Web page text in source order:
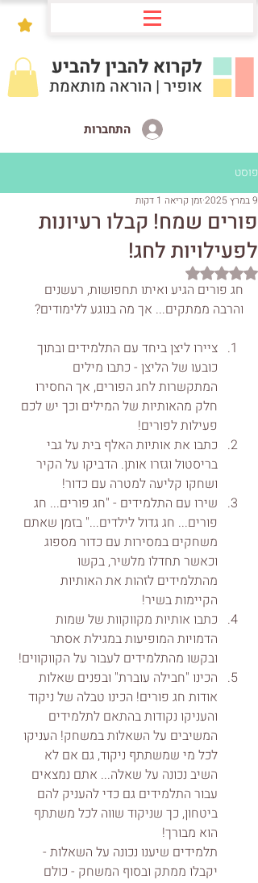
התחברות
פוסט
פורים שמח! קבלו רעיונות
לפעילויות לחג!
9 במרץ 2025 זמן קריאה 1 דקות
דירוג של NaN מתוך 5 כוכבים
חג פורים הגיע ואיתו תחפושות, רעשנים
והרבה ממתקים... אך מה בנוגע ללימודים?
ציירו ליצן ביחד עם התלמידים ובתוך
כובעו של הליצן - כתבו מילים
המתקשרות לחג הפורים, אך החסירו
חלק מהאותיות של המילים וכך יש לכם
פעילות לפורים!
כתבו את אותיות האלף בית על גבי
בריסטול וגזרו אותן. הדביקו על הקיר
ושחקו קליעה למטרה עם כדור!
שירו עם התלמידים - "חג פורים... חג
פורים... חג גדול לילדים..." בזמן שאתם
משחקים במסירות עם כדור מספוג
וכאשר תחדלו מלשיר, בקשו
מהתלמידים לזהות את האותיות
הקיימות בשיר!
כתבו אותיות מקווקוות של שמות
הדמויות המופיעות במגילת אסתר
ובקשו מהתלמידים לעבור על הקווקווים!
הכינו "חבילה עוברת" ובפנים שאלות
אודות חג פורים! הכינו טבלה של ניקוד
והעניקו נקודות בהתאם לתלמידים
המשיבים על השאלות במשחק! העניקו
לכל מי שמשתתף ניקוד, גם אם לא
השיב נכונה על שאלה... אתם נמצאים
עבור התלמידים גם כדי להעניק להם
ביטחון, כך שניקוד שווה לכל משתתף
הוא מבורך!
תלמידים שיענו נכונה על השאלות -
יקבלו ממתק ובסוף המשחק - כולם